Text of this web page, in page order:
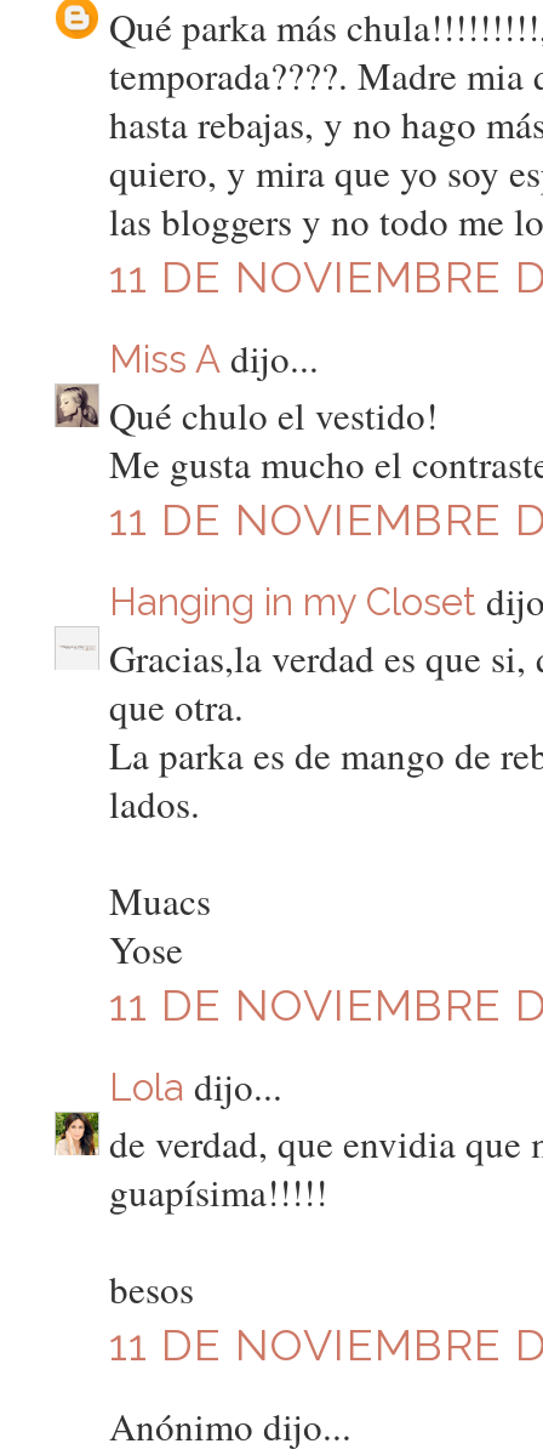
Qué parka más
temporada????. Madre mia
hasta rebajas, y no hago
quiero, y mira que yo soy
las bloggers y no todo me
11 DE NOVIEMBRE
Miss Adijo...
Qué chulo el vestido!
Me gusta mucho el
11 DE NOVIEMBRE
Hanging in my Closet
Gracias,la verdad es que
que otra.
La parka es de mango de
lados.
Muacs
Yose
11 DE NOVIEMBRE
Lola dijo...
de verdad, que envidia que
guapísima!!!!!
besos
11 DE NOVIEMBRE
Anónimo dijo...